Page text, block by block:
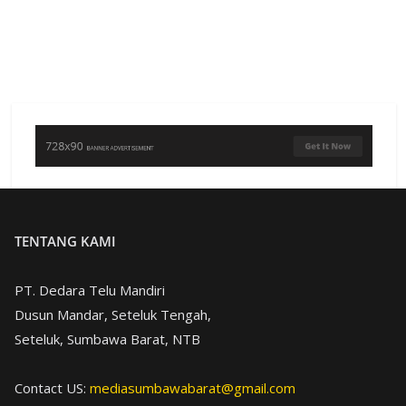
TENTANG KAMI
PT. Dedara Telu Mandiri
Dusun Mandar, Seteluk Tengah,
Seteluk, Sumbawa Barat, NTB
Contact US: mediasumbawabarat@gmail.com